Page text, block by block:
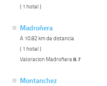
( 1 hotel )
Madroñera
A 10.82 km de distancia
( 1 hotel )
Valoracion Madroñera8.7
Montanchez